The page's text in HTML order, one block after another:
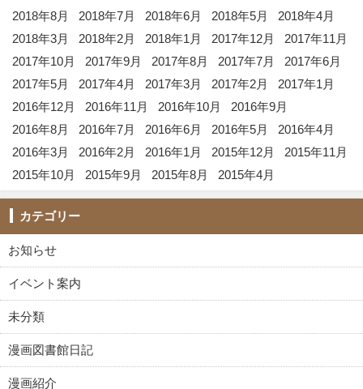
2018年8月
2018年7月 2018年6月 2018年5月
2018年4月
2018年3月
2018年2月 2018年1月 2017年12月
2017年11月
2017年10月
2017年9月 2017年8月 2017年7月
2017年6月
2017年5月
2017年4月 2017年3月 2017年2月
2017年1月
2016年12月
2016年11月 2016年10月
2016年9月
2016年8月
2016年7月 2016年6月 2016年5月
2016年4月
2016年3月
2016年2月 2016年1月 2015年12月
2015年11月
2015年10月
2015年9月 2015年8月 2015年4月
カテゴリー
お知らせ
イベント案内
未分類
漫画図書館日記
漫画紹介